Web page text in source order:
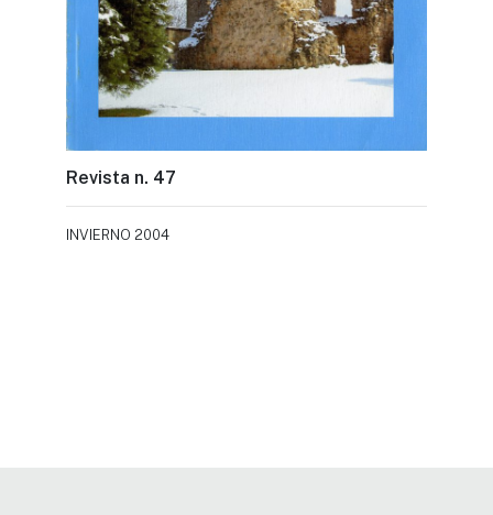
Revista n. 47
INVIERNO 2004